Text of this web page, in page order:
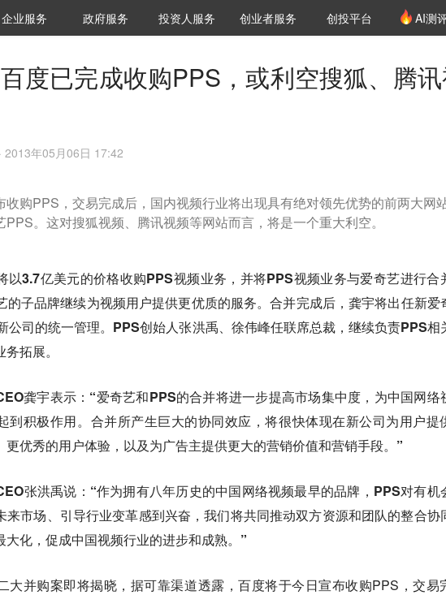
36Kr研究院
企业服务 城市之窗
政府服务 VClub投资机构库
投资机构职位推介
投资人服务 创投氪堂
创业者服务 创投平台 AI测
百度已完成收购PPS，或利空搜狐、腾
· 2013年05月06日 17:42
收购PPS，交易完成后，国内视频行业将出现具有绝对领先优势的前两大网
。这对搜狐视频、腾讯视频等网站而言，将是一个重大利空。
以3.7亿美元的价格收购PPS视频业务，并将PPS视频业务与爱奇艺进行合
的子品牌继续为视频用户提供更优质的服务。合并完成后，龚宇将出任新爱
公司的统一管理。PPS创始人张洪禹、徐伟峰任联席总裁，继续负责PPS相
拓展。
龚宇表示：“爱奇艺和PPS的合并将进一步提高市场集中度，为中国网络
到积极作用。合并所产生巨大的协同效应，将很快体现在新公司为用户提
更优秀的用户体验，以及为广告主提供更大的营销价值和营销手段。”
张洪禹说：“作为拥有八年历史的中国网络视频最早的品牌，PPS对有机
来市场、引导行业变革感到兴奋，我们将共同推动双方资源和团队的整合协
大化，促成中国视频行业的进步和成熟。”
大并购案即将揭晓，据可靠渠道透露，百度将于今日宣布收购PPS，交易